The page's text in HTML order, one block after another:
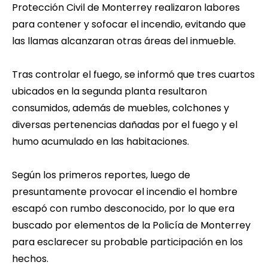
Protección Civil de Monterrey realizaron labores
para contener y sofocar el incendio, evitando que
las llamas alcanzaran otras áreas del inmueble.
Tras controlar el fuego, se informó que tres cuartos
ubicados en la segunda planta resultaron
consumidos, además de muebles, colchones y
diversas pertenencias dañadas por el fuego y el
humo acumulado en las habitaciones.
Según los primeros reportes, luego de
presuntamente provocar el incendio el hombre
escapó con rumbo desconocido, por lo que era
buscado por elementos de la Policía de Monterrey
para esclarecer su probable participación en los
hechos.